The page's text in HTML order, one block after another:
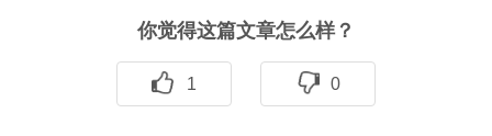
你觉得这篇文章怎么样？
1 0